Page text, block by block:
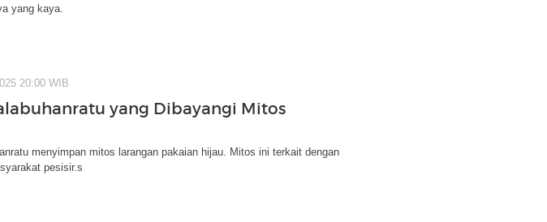
yang kaya.
20:00 WIB
yang Dibayangi Mitos
menyimpan mitos larangan pakaian hijau. Mitos ini terkait dengan
pesisir.s